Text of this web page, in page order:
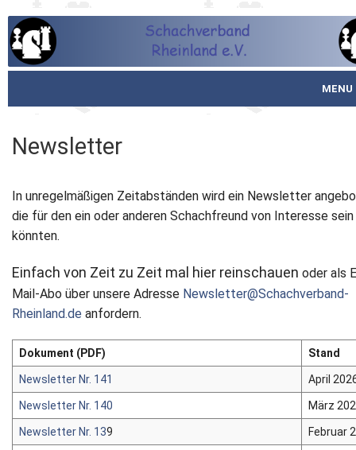
MENU
Spielbetrieb
Schachjugend
Meistertafel
Fotos
Service
Newsletter
Kontakt
Newsletter
In unregelmäßigen Zeitabständen wird ein Newsletter
die für den ein oder anderen Schachfreund von Interesse sein
könnten.
Einfach von Zeit zu Zeit mal hier reinschauen oder als
Mail-Abo über unsere Adresse Newsletter@Schachverband-
Rheinland.de anfordern.
Dokument (PDF) Stand
Newsletter Nr. 141 April
Newsletter Nr. 140 März
Newsletter Nr. 139 Februar